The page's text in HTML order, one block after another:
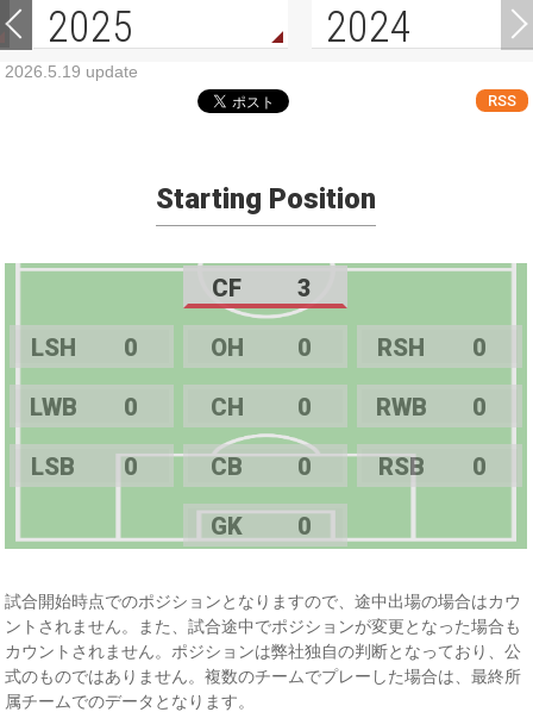
2025 2024
2026.5.19 update
RSS
Starting Position
CF 3
LSH 0 OH 0 RSH 0
LWB 0 CH 0 RWB 0
LSB 0 CB 0 RSB 0
GK 0
試合開始時点でのポジションとなりますので、途中出場の場合はカウ
ントされません。また、試合途中でポジションが変更となった場合も
カウントされません。ポジションは弊社独自の判断となっており、公
式のものではありません。複数のチームでプレーした場合は、最終所
属チームでのデータとなります。